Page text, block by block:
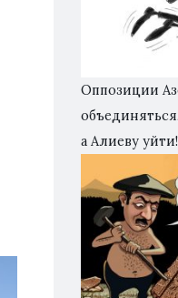
Оппозиции
а Алиеву уйти!